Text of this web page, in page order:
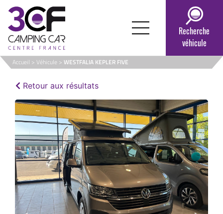
Passer
contenu
Recherche
véhicule
Accueil > Véhicule > WESTFALIA KEPLER FIVE
Retour aux résultats